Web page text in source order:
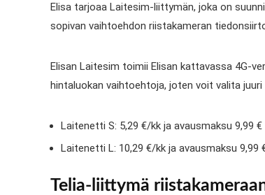
Elisa tarjoaa Laitesim-liittymän, joka on
sopivan vaihtoehdon riistakameran
Elisan Laitesim toimii Elisan kattavassa 4G-
hintaluokan vaihtoehtoja, joten voit valita
Laitenetti S: 5,29 €/kk ja avausmaksu 9,99 €
Laitenetti L: 10,29 €/kk ja avausmaksu 9,99
Telia-liittymä